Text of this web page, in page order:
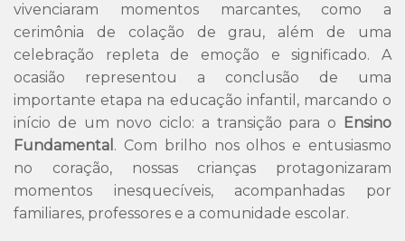
vivenciaram momentos marcantes, como a
cerimônia de colação de grau, além de uma
celebração repleta de emoção e significado. A
ocasião representou a conclusão de uma
importante etapa na educação infantil, marcando o
início de um novo ciclo: a transição para o Ensino
Fundamental . Com brilho nos olhos e entusiasmo
no coração, nossas crianças protagonizaram
momentos inesquecíveis, acompanhadas por
familiares, professores e a comunidade escolar.